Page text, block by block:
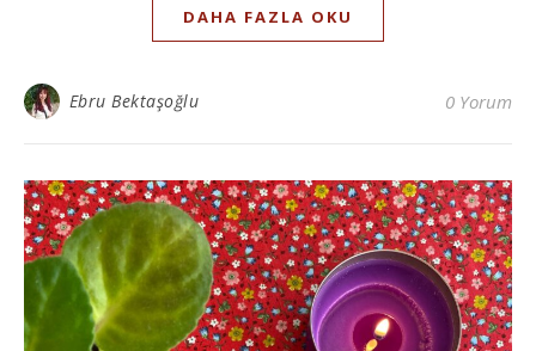
DAHA FAZLA OKU
Ebru Bektaşoğlu 0 Yorum